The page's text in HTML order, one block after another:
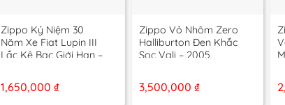
Zippo Kỷ Niệm 30
Năm Xe Fiat Lupin III
Lắc Kê Bạc Giới Hạn –
1,650,000 ₫
Zippo Vỏ Nhôm Zero
Halliburton Đen Khắc
Sọc Vali – 2005
3,500,000 ₫